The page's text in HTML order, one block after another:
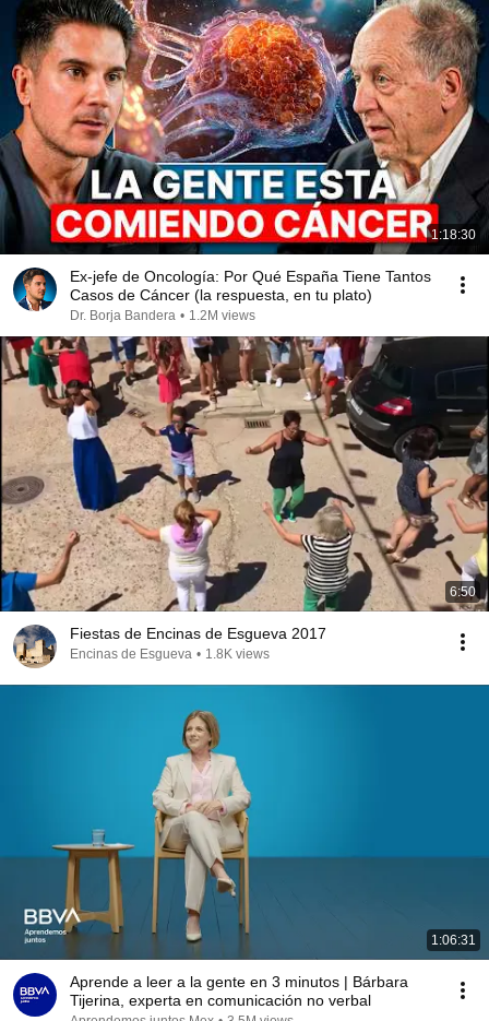
1:18:30
Ex-jefe de Oncología: Por Qué España Tiene Tantos
Casos de Cáncer (la respuesta, en tu plato)
Dr. Borja Bandera • 1.2M views
6:50
Fiestas de Encinas de Esgueva 2017
Encinas de Esgueva • 1.8K views
1:06:31
Aprende a leer a la gente en 3 minutos | Bárbara
Tijerina, experta en comunicación no verbal